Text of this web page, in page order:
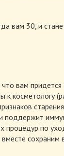
вам 30, и
вам придется
к косметологу
поддержит
процедур по
сохраним